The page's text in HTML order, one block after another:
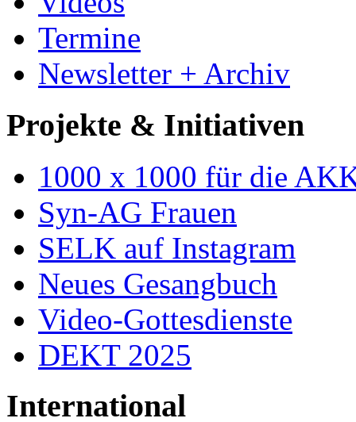
Termine
Newsletter + Archiv
Projekte & Initiativen
1000 x 1000 für die
Syn-AG Frauen
SELK auf Instagram
Neues Gesangbuch
Video-Gottesdienste
DEKT 2025
International